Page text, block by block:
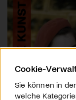
Cookie-
Sie können in
welche